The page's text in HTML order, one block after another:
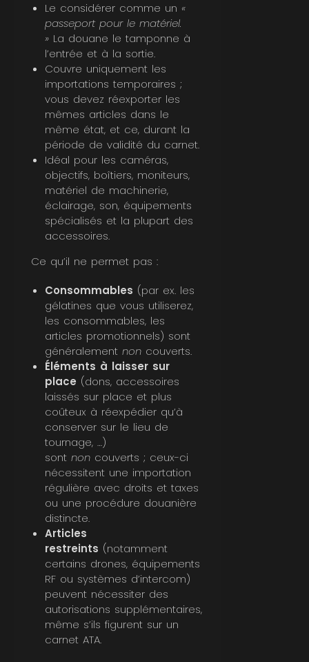
Le considérer comme un «
passeport pour le matériel.
» La douane le tamponne à
l’entrée et à la sortie.
Couvre uniquement les
importations temporaires ;
vous devez réexporter les
mêmes articles dans le
même état, et ce, durant la
période de validité du carnet.
Idéal pour les caméras,
objectifs, boîtiers, moniteurs,
matériel de machinerie,
éclairage, son, équipements
spécialisés et la plupart des
accessoires.
Ce qu’il ne permet pas :
Consommables (par ex. les
gélatines que vous utiliserez,
les consommables, les
articles promotionnels) sont
généralement non couverts.
Éléments à laisser sur
place (dons, accessoires
laissés sur place et plus
coûteux à réexpédier qu’à
conserver sur le lieu de
tournage, …)
sont non couverts ; ceux-ci
nécessitent une importation
régulière avec droits et taxes
ou une procédure douanière
distincte.
Articles
restreints (notamment
certains drones, équipements
RF ou systèmes d’intercom)
peuvent nécessiter des
autorisations supplémentaires,
même s’ils figurent sur un
carnet ATA.